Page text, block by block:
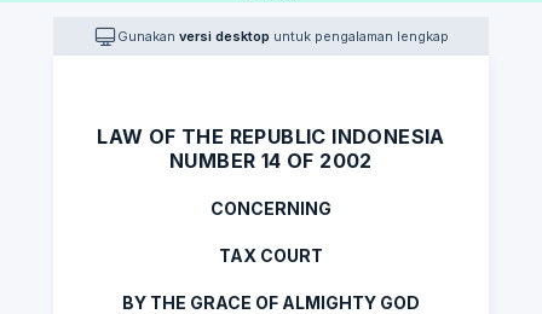
Gunakan versi desktop untuk pengalaman lengkap
LAW OF THE REPUBLIC INDONESIA
NUMBER 14 OF 2002
CONCERNING
TAX COURT
BY THE GRACE OF ALMIGHTY GOD